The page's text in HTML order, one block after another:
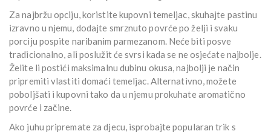
Za najbržu opciju, koristite kupovni temeljac, skuhajte pastinu
izravno u njemu, dodajte smrznuto povrće po želji i svaku
porciju pospite naribanim parmezanom. Neće biti posve
tradicionalno, ali poslužit će svrsi kada se ne osjećate najbolje.
Želite li postići maksimalnu dubinu okusa, najbolji je način
pripremiti vlastiti domaći temeljac. Alternativno, možete
poboljšati i kupovni tako da u njemu prokuhate aromatično
povrće i začine.
Ako juhu pripremate za djecu, isprobajte popularan trik s